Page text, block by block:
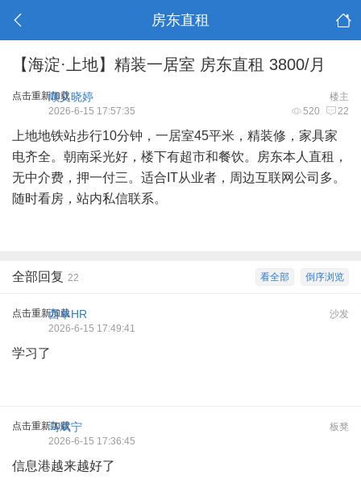
房东直租
【海淀·上地】精装一居室 房东直租 3800/月
点击重新加载 楼主
顺义晓婷
520 22
2026-6-15 17:57:35
上地地铁站步行10分钟，一居室45平米，精装修，家具家
电齐全。朝南采光好，楼下有超市和餐饮。房东本人直租，
无中介费，押一付三。适合IT从业者，周边互联网公司多。
随时看房，站内私信联系。
倒序浏览
看全部
全部回复 22
点击重新加载 沙发
西单HR
2026-6-15 17:49:41
学习了
点击重新加载 板凳
马斌宁
2026-6-15 17:36:45
信息港越来越好了